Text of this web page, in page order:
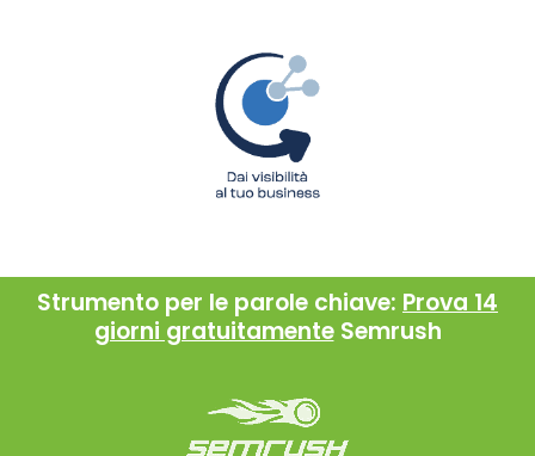
Strumento per le parole chiave: Prova 14
giorni gratuitamente Semrush